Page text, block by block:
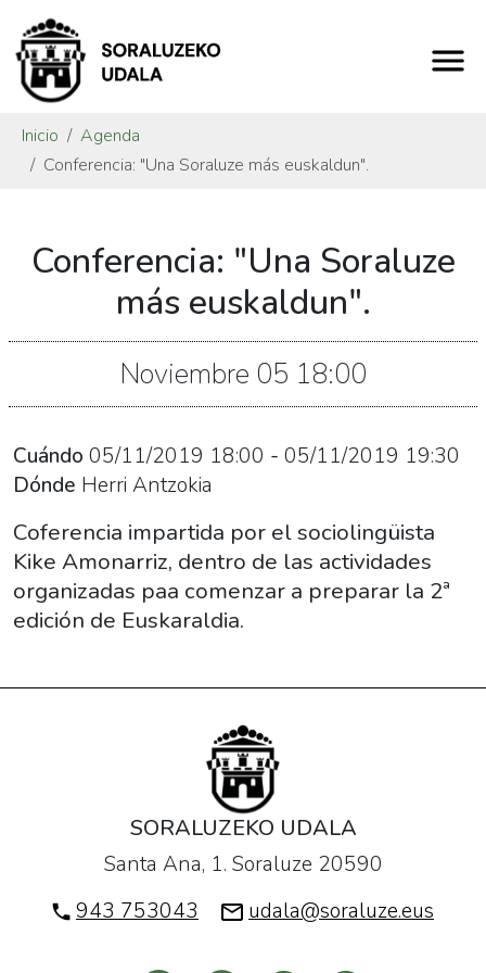
Inicio
Agenda
Conferencia: "Una Soraluze más euskaldun".
una-
euskaldun
"Una
más
euskaldun".
2019-
11-
05T19:00:00+01:00
2019-
Coferencia
dentro
Conferencia: "Una Soraluze
más euskaldun".
Noviembre 05 18:00
Cuándo 05/11/2019 18:00 - 05/11/2019 19:30
Dónde Herri Antzokia
Coferencia impartida por el sociolingüista
Kike Amonarriz, dentro de las actividades
organizadas paa comenzar a preparar la 2ª
edición de Euskaraldia.
SORALUZEKO UDALA
Santa Ana, 1. Soraluze 20590
943 753043
udala@soraluze.eus